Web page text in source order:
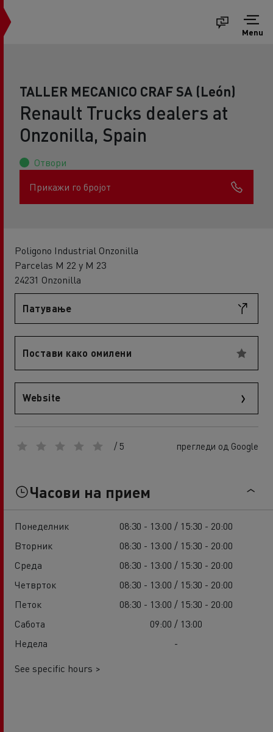
Menu
TALLER MECANICO CRAF SA (León)
Renault Trucks dealers at
Onzonilla, Spain
Отвори
Прикажи го бројот
Poligono Industrial Onzonilla
Parcelas M 22 y M 23
24231 Onzonilla
Патување
Постави како омилени
Website
/ 5 прегледи од Google
Часови на прием
Понеделник
08:30 - 13:00 / 15:30 - 20:00
Вторник
08:30 - 13:00 / 15:30 - 20:00
Среда
08:30 - 13:00 / 15:30 - 20:00
Четврток
08:30 - 13:00 / 15:30 - 20:00
Петок
08:30 - 13:00 / 15:30 - 20:00
Сабота
09:00 / 13:00
Недела
-
See specific hours >